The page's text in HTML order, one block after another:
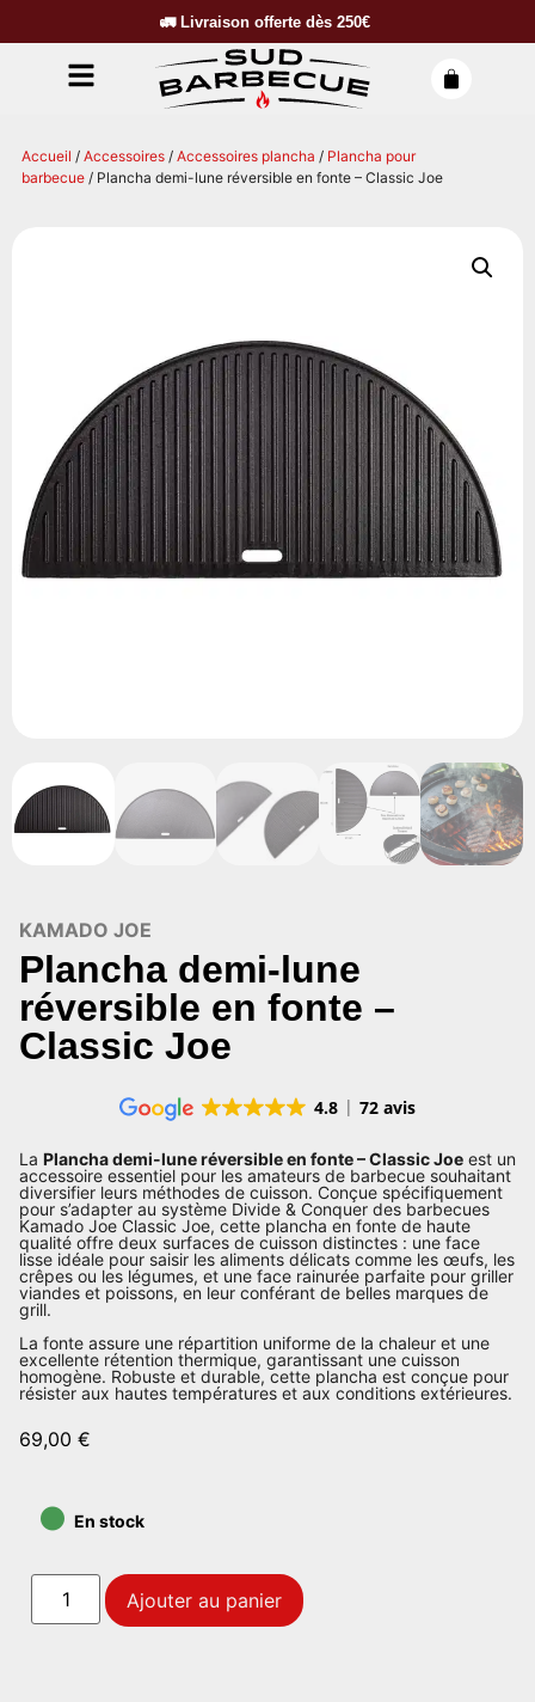
🚛 Livraison offerte dès 250€
Accueil / Accessoires / Accessoires plancha / Plancha pour
barbecue / Plancha demi-lune réversible en fonte – Classic Joe
KAMADO JOE
Plancha demi-lune
réversible en fonte –
Classic Joe
4.8 72 avis
La Plancha demi-lune réversible en fonte – Classic Joe est un
accessoire essentiel pour les amateurs de barbecue souhaitant
diversifier leurs méthodes de cuisson. Conçue spécifiquement
pour s’adapter au système Divide & Conquer des barbecues
Kamado Joe Classic Joe, cette plancha en fonte de haute
qualité offre deux surfaces de cuisson distinctes : une face
lisse idéale pour saisir les aliments délicats comme les œufs, les
crêpes ou les légumes, et une face rainurée parfaite pour griller
viandes et poissons, en leur conférant de belles marques de
grill.
La fonte assure une répartition uniforme de la chaleur et une
excellente rétention thermique, garantissant une cuisson
homogène. Robuste et durable, cette plancha est conçue pour
résister aux hautes températures et aux conditions extérieures.
69,00 €
• En stock
Ajouter au panier